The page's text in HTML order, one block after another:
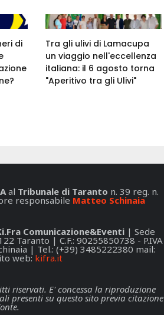
di
Tra gli ulivi di Lamacupa
un viaggio nell'eccellenza
italiana: il 6 agosto torna
"Aperitivo tra gli Ulivi"
al Tribunale di Taranto n. 39 reg. n.
responsabile Matteo Schinaia
Comunicazione&Eventi| Sede
Taranto | C.F.: 90255850738 - P.IVA
| Tel.: (+39) 3485222380 mail:
web: kifra.it
riservati. E' concessa la riproduzione
presenti su questo sito previa citazione